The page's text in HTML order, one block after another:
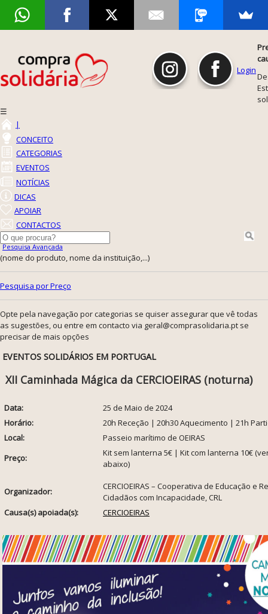
Login
☰
|
CONCEITO
CATEGORIAS
EVENTOS
NOTÍCIAS
DICAS
APOIAR
CONTACTOS
Pesquisa Avançada
(nome do produto, nome da instituição,...)
Pesquisa por Preço
Opte pela navegação por categorias se quiser assegurar que vê todas
as sugestões, ou entre em contacto via geral@comprasolidaria.pt se
precisar de mais opções
EVENTOS SOLIDÁRIOS EM PORTUGAL
XII Caminhada Mágica da CERCIOEIRAS (noturna)
Data:
25 de Maio de 2024
Horário:
20h Receção | 20h30 Aquecimento | 21h
Local:
Passeio marítimo de OEIRAS
Preço:
Kit sem lanterna 5€ | Kit com lanterna 10€
abaixo)
Organizador:
CERCIOEIRAS – Cooperativa de Educação e
Cidadãos com Incapacidade, CRL
Causa(s) apoiada(s):
CERCIOEIRAS